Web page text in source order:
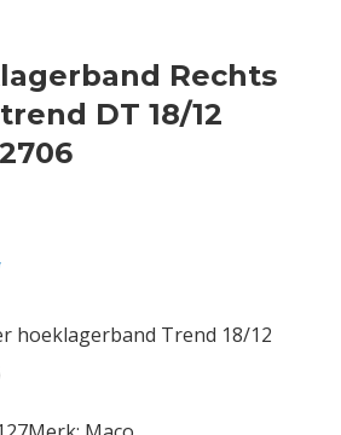
Rechts
DT 18/12
hoeklagerband Trend 18/12